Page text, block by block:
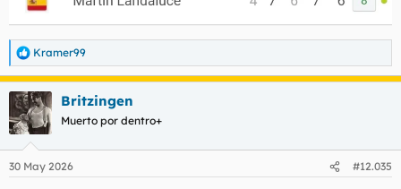
R
e
a
c
c
i
e
Kramer99
Britzingen
Muerto por dentro+
30 May 2026 #12.035